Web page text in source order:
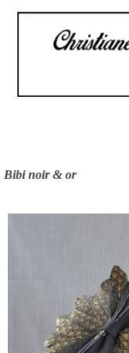
Bibi noir & or